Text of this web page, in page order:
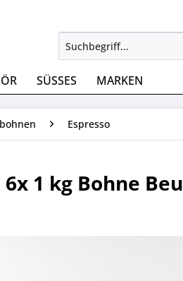
SÜSSES MARKEN
Espresso
6x 1 kg Bohne